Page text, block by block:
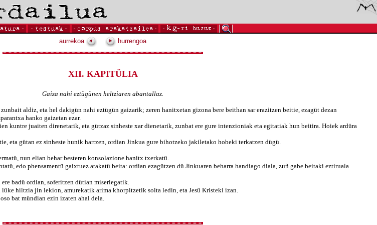
aurrekoa hurrengoa
XII. KAPITÜLIA
Gaiza nahi eztügünen heltziaren abantallaz.
aldiz, eta hel dakigün nahi eztügün gaizarik; zeren hanitxetan gizona bere beithan sar erazitzen beitie, ezagüt dezan
hanko gaizetan ezar.
kuntre juaiten direnetarik, eta gützaz sinheste xar dienetarik, zunbat ere gure intenzioniak eta egitatiak hun beitira. Hoiek ardüra
gütan ez sinheste hunik hartzen, ordian Jinkua gure bihotzeko jakiletako hobeki terkatzen dügü.
nun elian behar besteren konsolazione hanitx txerkatü.
edo phensamentü gaixtuez atakatü beita: ordian ezagützen dü Jinkuaren beharra handiago diala, zuñ gabe beitaki eztiruala
badü ordian, soferitzen dütian miseriegatik.
hiltzia jin lekion, amurekatik arima khorpitzetik solta ledin, eta Jesü Kristeki izan.
bat mündian ezin izaten ahal dela.